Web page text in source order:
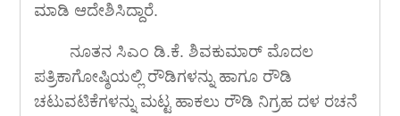
ಮಾಡಿ ಆದೇಶಿಸಿದ್ದಾರೆ.
ನೂತನ ಸಿಎಂ ಡಿ.ಕೆ. ಶಿವಕುಮಾರ್ ಮೊದಲ
ಪತ್ರಿಕಾಗೋಷ್ಠಿಯಲ್ಲಿ ರೌಡಿಗಳನ್ನು ಹಾಗೂ ರೌಡಿ
ಚಟುವಟಿಕೆಗಳನ್ನು ಮಟ್ಟ ಹಾಕಲು ರೌಡಿ ನಿಗ್ರಹ ದಳ ರಚನೆ